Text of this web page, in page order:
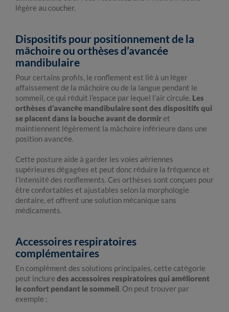
légère au coucher.
Dispositifs pour positionnement de la
mâchoire ou orthèses d’avancée
mandibulaire
Pour certains profils, le ronflement est lié à un léger
affaissement de la mâchoire ou de la langue pendant le
sommeil, ce qui réduit l’espace par lequel l’air circule. Les
orthèses d’avancée mandibulaire sont des dispositifs qui
se placent dans la bouche avant de dormiret
maintiennent légèrement la mâchoire inférieure dans une
position avancée.
Cette posture aide à garder les voies aériennes
supérieures dégagées et peut donc réduire la fréquence et
l’intensité des ronflements. Ces orthèses sont conçues pour
être confortables et ajustables selon la morphologie
dentaire, et offrent une solution mécanique sans
médicaments.
Accessoires respiratoires
complémentaires
En complément des solutions principales, cette catégorie
peut inclure des accessoires respiratoires qui améliorent
le confort pendant le sommeil. On peut trouver par
exemple :